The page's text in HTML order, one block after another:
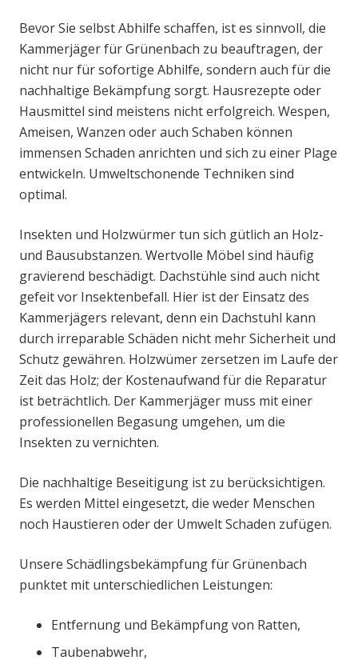
Bevor Sie selbst Abhilfe schaffen, ist es sinnvoll, die
Kammerjäger für Grünenbach zu beauftragen, der
nicht nur für sofortige Abhilfe, sondern auch für die
nachhaltige Bekämpfung sorgt. Hausrezepte oder
Hausmittel sind meistens nicht erfolgreich. Wespen,
Ameisen, Wanzen oder auch Schaben können
immensen Schaden anrichten und sich zu einer Plage
entwickeln. Umweltschonende Techniken sind
optimal.
Insekten und Holzwürmer tun sich gütlich an Holz-
und Bausubstanzen. Wertvolle Möbel sind häufig
gravierend beschädigt. Dachstühle sind auch nicht
gefeit vor Insektenbefall. Hier ist der Einsatz des
Kammerjägers relevant, denn ein Dachstuhl kann
durch irreparable Schäden nicht mehr Sicherheit und
Schutz gewähren. Holzwümer zersetzen im Laufe der
Zeit das Holz; der Kostenaufwand für die Reparatur
ist beträchtlich. Der Kammerjäger muss mit einer
professionellen Begasung umgehen, um die
Insekten zu vernichten.
Die nachhaltige Beseitigung ist zu berücksichtigen.
Es werden Mittel eingesetzt, die weder Menschen
noch Haustieren oder der Umwelt Schaden zufügen.
Unsere Schädlingsbekämpfung für Grünenbach
punktet mit unterschiedlichen Leistungen:
Entfernung und Bekämpfung von Ratten,
Taubenabwehr,